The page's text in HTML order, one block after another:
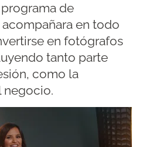
de
en todo
en fotógrafos
tanto parte
como la
negocio.